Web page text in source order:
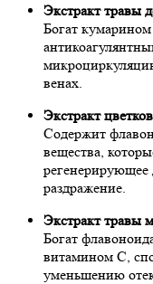
Экстракт травы
Богат
венах.
Экстракт
Содержит
вещества,
регенерирующее
раздражение.
Экстракт травы
Богат
витамином С,
уменьшению